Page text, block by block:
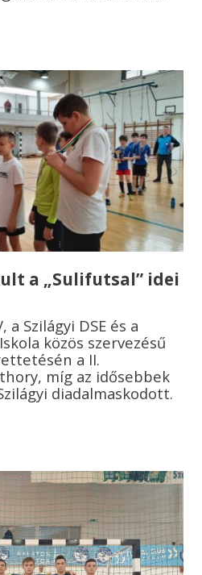
a „Sulifutsal” idei
a Szilágyi DSE és a
közös szervezésű
a II.
míg az idősebbek
diadalmaskodott.